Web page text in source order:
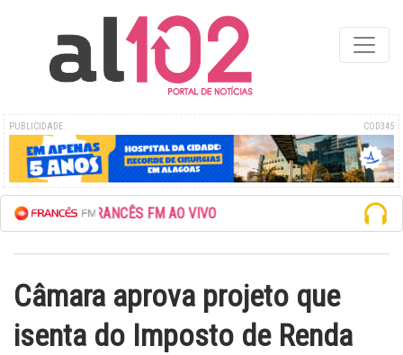
PUBLICIDADE COD345
A REDE FRANCÊS FM AO VIVO
Câmara aprova projeto que
isenta do Imposto de Renda